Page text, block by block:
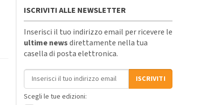
ISCRIVITI ALLE NEWSLETTER
Inserisci il tuo indirizzo email per ricevere le
ultime newsdirettamente nella tua
casella di posta elettronica.
Indirizzo email
ISCRIVITI
Scegli le tue edizioni: